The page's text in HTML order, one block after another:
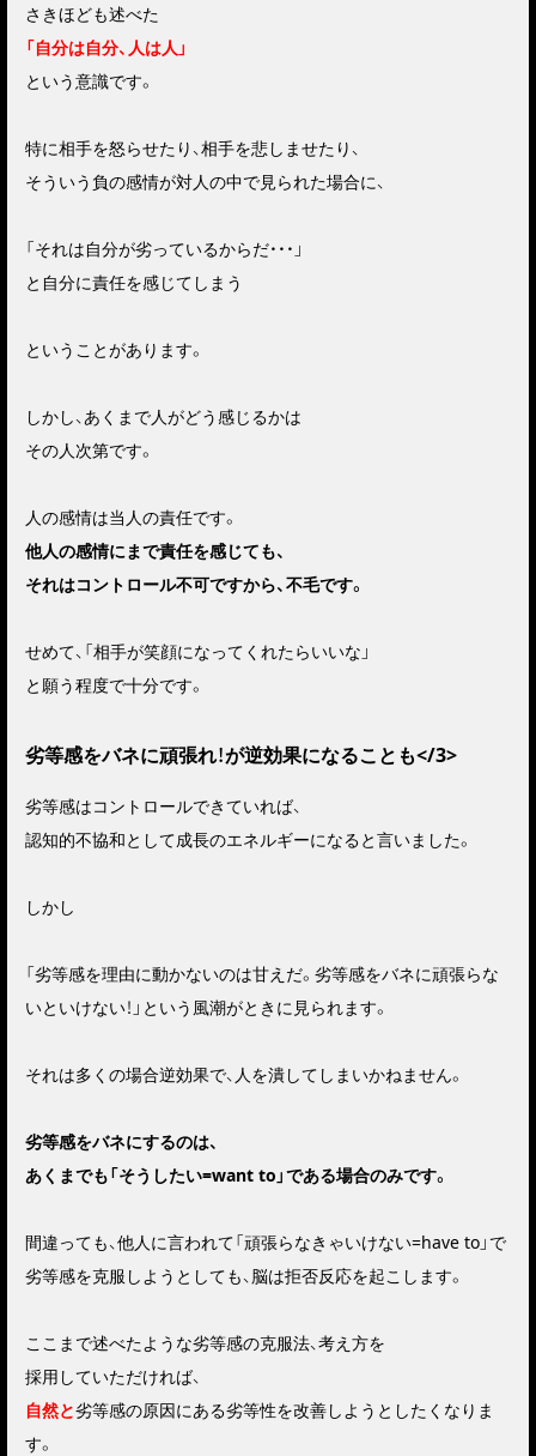
さきほども述べた
「自分は自分、人は人」
という意識です。
特に相手を怒らせたり、相手を悲しませたり、
そういう負の感情が対人の中で見られた場合に、
「それは自分が劣っているからだ・・・」
と自分に責任を感じてしまう
ということがあります。
しかし、あくまで人がどう感じるかは
その人次第です。
人の感情は当人の責任です。
他人の感情にまで責任を感じても、
それはコントロール不可ですから、不毛です。
せめて、「相手が笑顔になってくれたらいいな」
と願う程度で十分です。
劣等感をバネに頑張れ！が逆効果になることも</3>
劣等感はコントロールできていれば、
認知的不協和として成長のエネルギーになると言いました。
しかし
「劣等感を理由に動かないのは甘えだ。劣等感をバネに頑張らな
いといけない！」という風潮がときに見られます。
それは多くの場合逆効果で、人を潰してしまいかねません。
劣等感をバネにするのは、
あくまでも「そうしたい=want to」である場合のみです。
間違っても、他人に言われて「頑張らなきゃいけない=have to」で
劣等感を克服しようとしても、脳は拒否反応を起こします。
ここまで述べたような劣等感の克服法、考え方を
採用していただければ、
自然と劣等感の原因にある劣等性を改善しようとしたくなりま
す。